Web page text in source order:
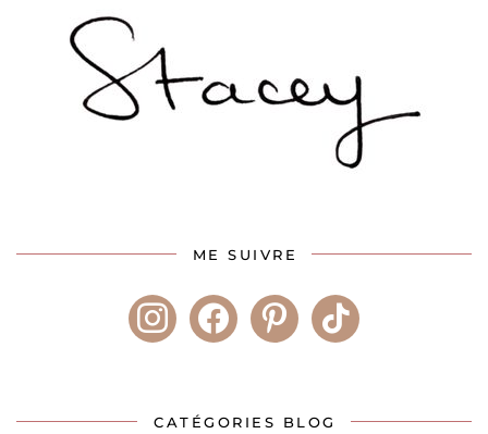
ME SUIVRE
instagramfacebookpinteresttiktok
CATÉGORIES BLOG